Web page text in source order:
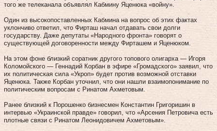
того же телеканала объявлял Кабмину Яценюка «войну».
Один из высокопоставленных Кабмина на вопрос об этих фактах
уклончиво ответил, что Фирташ начал отдавать свои долги
государству. Даже депутаты «Народного фронта» говорят о
существующей договоренности между Фирташем и Яценюком.
На этом фоне близкий соратник другого топового олигарха — Игоря
Коломойского — Геннадий Корбан в эфире «Громадского» заявил, что
их политическая сила «Укроп» будет против возможной отставки
Яценюка. Также Корбан уточнил, что они нашли взаимопонимание по
политическим вопросам с Ринатом Ахметовым.
Ранее близкий к Порошенко бизнесмен Константин Григоришин в
интервью «Украинской правде» говорил, что «Арсения Петровича есть
плотные связи с Ринатом Леонидовичем Ахметовым».